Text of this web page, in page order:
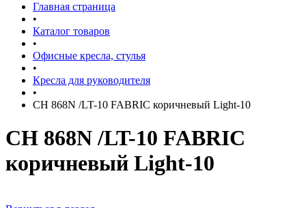
Главная страница
•
Каталог товаров
•
Офисные кресла, стулья
•
Кресла для руководителя
•
CH 868N /LT-10 FABRIC коричневый Light-10
CH 868N /LT-10 FABRIC
коричневый Light-10